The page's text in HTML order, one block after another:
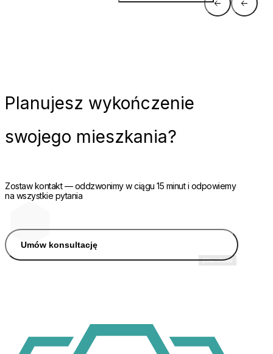
Planujesz wykończenie
swojego mieszkania?
Zostaw kontakt — oddzwonimy w ciągu 15 minut i odpowiemy
na wszystkie pytania
Umów konsultację